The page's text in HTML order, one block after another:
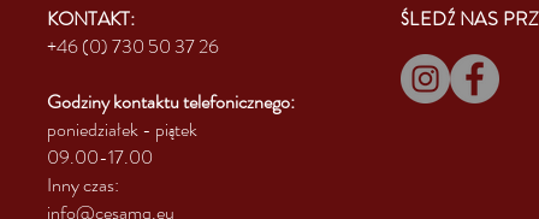
KONTAKT:
+46 (0) 730 50 37 26
Godziny kontaktutelefonicznego:
poniedziałek - piątek
09.00-17.00
Inny czas:
info@cesamq.eu
ŚLEDŹ NAS